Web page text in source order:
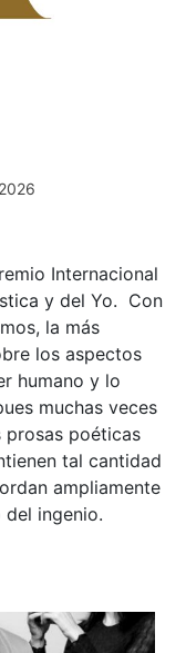
Internacional
y del Yo. Con
la más
los aspectos
humano y lo
muchas veces
prosas poéticas
tal cantidad
ampliamente
ingenio.